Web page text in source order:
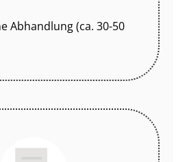
Abhandlung (ca. 30-50